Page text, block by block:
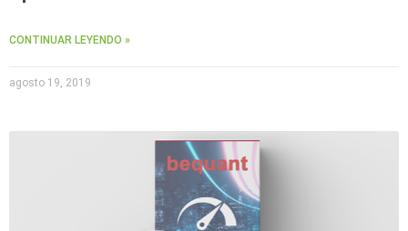
CONTINUAR LEYENDO »
agosto 19, 2019